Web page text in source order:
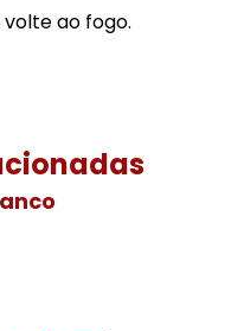
ao fogo.